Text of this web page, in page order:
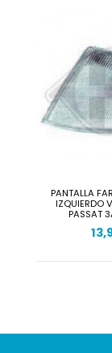
PANTALLA
IZQUIERDO
PASSAT